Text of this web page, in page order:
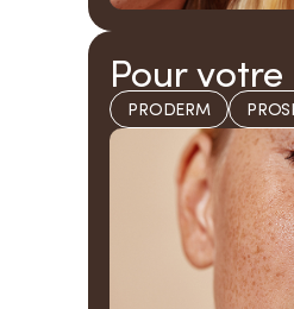
Pour
PRODERM